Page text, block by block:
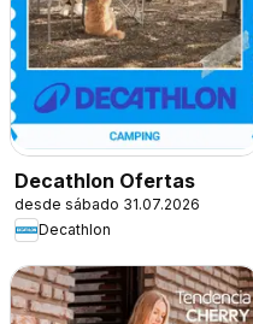
Decathlon Ofertas
desde sábado 31.07.2026
Decathlon